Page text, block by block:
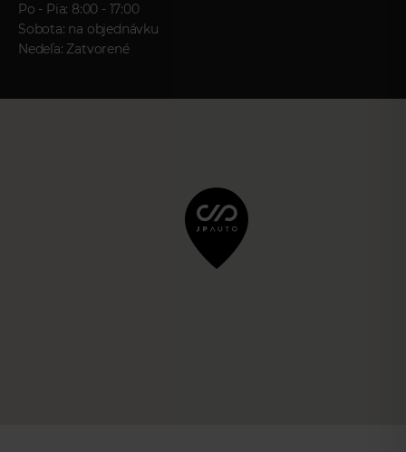
Po - Pia: 8:00 - 17:00
Sobota: na objednávku
Nedeľa: Zatvorené